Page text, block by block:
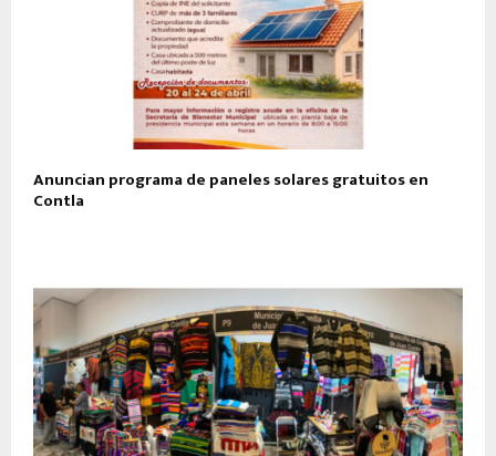
Anuncian programa de paneles solares gratuitos en
Contla